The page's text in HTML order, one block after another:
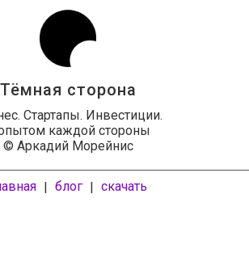
Тёмная сторона
Стартапы. Инвестиции.
каждой стороны
© Аркадий Морейнис
| блог | скачать